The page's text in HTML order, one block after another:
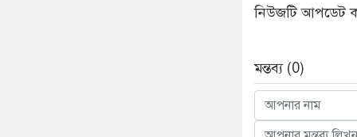
নিউজটি আপডেট
মন্তব্য (0)